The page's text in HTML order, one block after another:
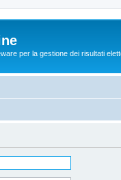
per la gestione dei risultati